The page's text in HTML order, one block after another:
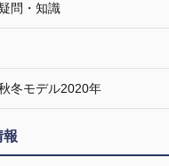
問・知識
冬モデル2020年
報